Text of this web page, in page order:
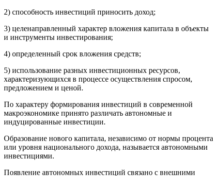
2) способность инвестиций приносить доход;
3) целенаправленный характер вложения капитала в объекты
и инструменты инвестирования;
4) определенный срок вложения средств;
5) использование разных инвестиционных ресурсов,
характеризующихся в процессе осуществления спросом,
предложением и ценой.
По характеру формирования инвестиций в современной
макроэкономике принято различать автономные и
индуцированные инвестиции.
Образование нового капитала, независимо от нормы процента
или уровня национального дохода, называется автономными
инвестициями.
Появление автономных инвестиций связано с внешними